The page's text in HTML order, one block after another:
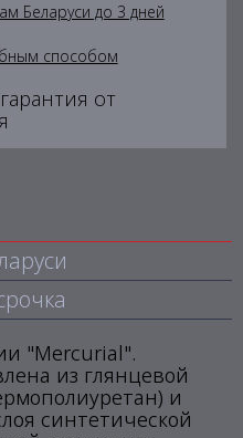
Беларуси до 3 дней
способом
от
"Mercurial".
из глянцевой
и
синтетической